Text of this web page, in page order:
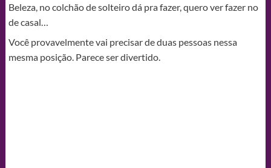
Beleza, no colchão de solteiro dá pra fazer, quero ver fazer no
de casal…
Você provavelmente vai precisar de duas pessoas nessa
mesma posição. Parece ser divertido.